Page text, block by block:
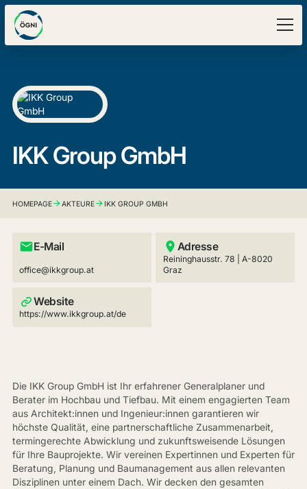
IKK Group GmbH
HOMEPAGE AKTEURE IKK GROUP GMBH
E-Mail
office@ikkgroup.at
Adresse
Reininghausstr. 78 | A-8020
Graz
Website
https://www.ikkgroup.at/de
Die IKK Group GmbH ist Ihr erfahrener Generalplaner und
Berater im Hochbau und Tiefbau. Mit einem engagierten Team
aus Architekt:innen und Ingenieur:innen garantieren wir
höchste Qualität, eine partnerschaftliche Zusammenarbeit,
termingerechte Abwicklung und zukunftsweisende Lösungen
für Ihre Bauprojekte. Wir vereinen Expertinnen und Experten für
Beratung, Planung und Baumanagement aus allen relevanten
Disziplinen unter einem Dach. Wir decken den gesamten